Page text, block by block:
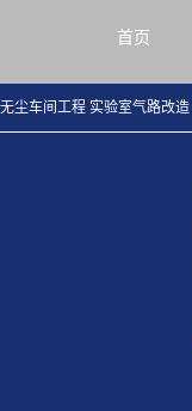
首页
无尘车间工程 实验室气路改造